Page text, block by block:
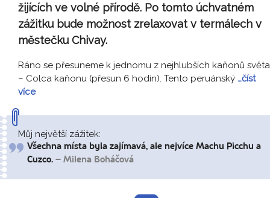
žijících ve volné přírodě. Po tomto úchvatném
zážitku bude možnost zrelaxovat v termálech v
městečku Chivay.
Ráno se přesuneme k jednomu z nejhlubších kaňonů světa
– Colca kaňonu (přesun 6 hodin). Tento peruánský …číst
více
Můj největší zážitek:
Všechna místa byla zajímavá, ale nejvíce Machu Picchu a
Cuzco. – Milena Boháčová